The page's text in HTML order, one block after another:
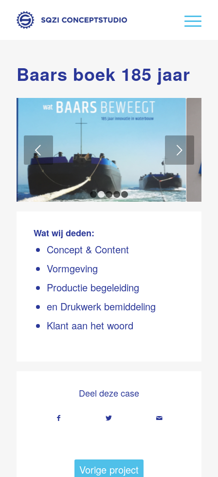
Baars boek 185 jaar
Volgende
12345
Wat wij deden:
Concept & Content
Vormgeving
Productie begeleiding
en Drukwerk bemiddeling
Klant aan het woord
Deel deze case
Vorige project